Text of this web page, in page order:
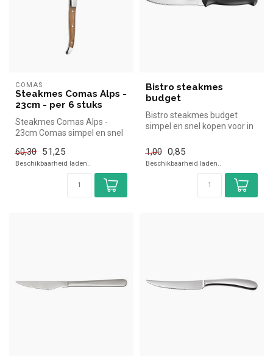
COMAS
Steakmes Comas Alps -
23cm - per 6 stuks
Steakmes Comas Alps -
23cm Comas simpel en snel
Overzic...
60,30 51,25
Beschikbaarheid laden..
Bistro steakmes
budget
Bistro steakmes budget
simpel en snel kopen voor in
1,00 0,85
Beschikbaarheid laden..